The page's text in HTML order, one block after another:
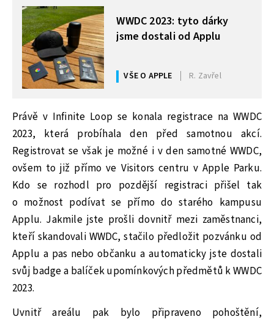
MOHLO BY VÁS ZAJÍMAT
WWDC 2023: tyto dárky
jsme dostali od Applu
VŠE O APPLE R. Zavřel
Právě v Infinite Loop se konala registrace na WWDC
2023, která probíhala den před samotnou akcí.
Registrovat se však je možné i v den samotné WWDC,
ovšem to již přímo ve Visitors centru v Apple Parku.
Kdo se rozhodl pro pozdější registraci přišel tak
o možnost podívat se přímo do starého kampusu
Applu. Jakmile jste prošli dovnitř mezi zaměstnanci,
kteří skandovali WWDC, stačilo předložit pozvánku od
Applu a pas nebo občanku a automaticky jste dostali
svůj badge a balíček upomínkových předmětů k WWDC
2023.
Uvnitř areálu pak bylo připraveno pohoštění,